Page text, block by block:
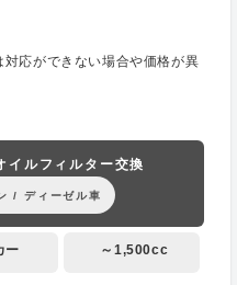
応ができない場合や価格が異
イルフィルター交換
/ ディーゼル車
ー ～1,500cc